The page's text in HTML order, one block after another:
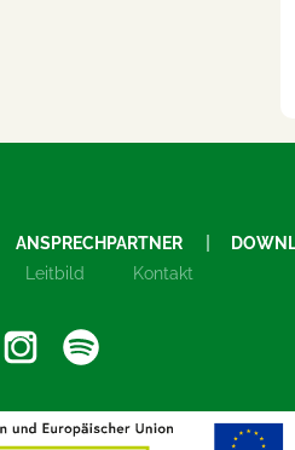
ANSPRECHPARTNER
Leitbild Kontakt